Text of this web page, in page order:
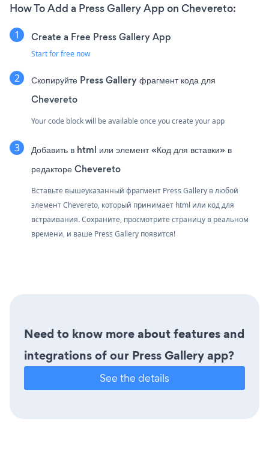
How To Add a Press Gallery App on Chevereto:
Create a Free Press Gallery App
Start for free now
Скопируйте Press Gallery фрагмент кода для
Chevereto
Your code block will be available once you create your app
Добавить в html или элемент «Код для вставки» в
редакторе Chevereto
Вставьте вышеуказанный фрагмент Press Gallery в любой
элемент Chevereto, который принимает html или код для
встраивания. Сохраните, просмотрите страницу в реальном
времени, и ваше Press Gallery появится!
Need to know more about features and
integrations of our Press Gallery app?
See the details